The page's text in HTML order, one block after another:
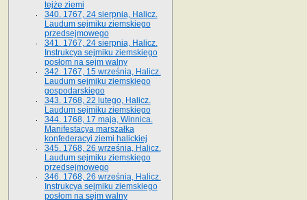
tejże ziemi
340. 1767, 24 sierpnia, Halicz.
Laudum sejmiku ziemskiego
przedsejmowego
341. 1767, 24 sierpnia, Halicz.
Instrukcya sejmiku ziemskiego
posłom na sejm walny
342. 1767, 15 września, Halicz.
Laudum sejmiku ziemskiego
gospodarskiego
343. 1768, 22 lutego, Halicz.
Laudum sejmiku ziemskiego
344. 1768, 17 maja, Winnica.
Manifestacya marszałka
konfederacyi ziemi halickiej
345. 1768, 26 września, Halicz.
Laudum sejmiku ziemskiego
przedsejmowego
346. 1768, 26 września, Halicz.
Instrukcya sejmiku ziemskiego
posłom na sejm walny